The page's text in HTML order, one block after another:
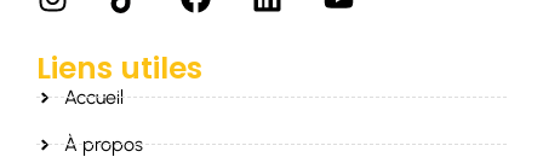
Liens utiles
Accueil
À propos